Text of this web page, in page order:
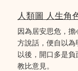
人類圖 人生角
因為居安思危，
方說話，便自以
以後，開口多是
教比意見。